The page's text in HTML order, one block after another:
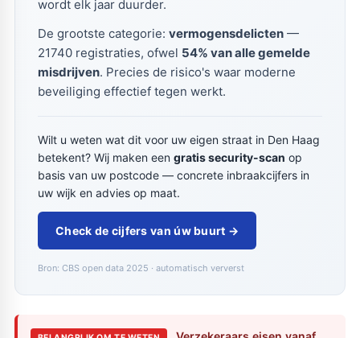
wordt elk jaar duurder.
De grootste categorie: vermogensdelicten—
21740 registraties, ofwel 54% van alle gemelde
misdrijven. Precies de risico's waar moderne
beveiliging effectief tegen werkt.
Wilt u weten wat dit voor uw eigen straat in Den Haag
betekent? Wij maken een gratis security-scan op
basis van uw postcode — concrete inbraakcijfers in
uw wijk en advies op maat.
Check de cijfers van úw buurt →
Bron: CBS open data 2025 · automatisch ververst